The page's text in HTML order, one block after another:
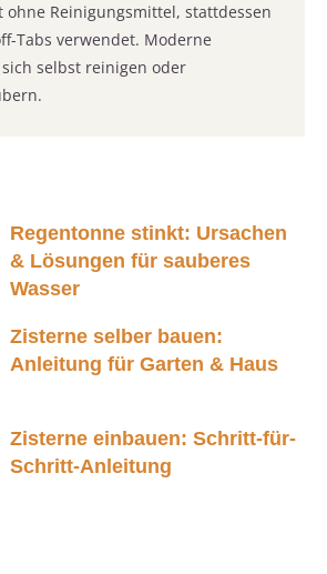
ohne Reinigungsmittel, stattdessen
Tabs verwendet. Moderne
selbst reinigen oder
Regentonne stinkt: Ursachen
& Lösungen für sauberes
Wasser
Zisterne selber bauen:
Anleitung für Garten & Haus
Zisterne einbauen: Schritt-für-
Schritt-Anleitung